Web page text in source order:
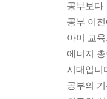
공부보다
공부 이
아이 교
에너지
시대입니
공부의